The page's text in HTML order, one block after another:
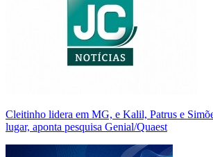
Cleitinho lidera em MG, e Kalil, Patrus e
lugar, aponta pesquisa Genial/Quaest